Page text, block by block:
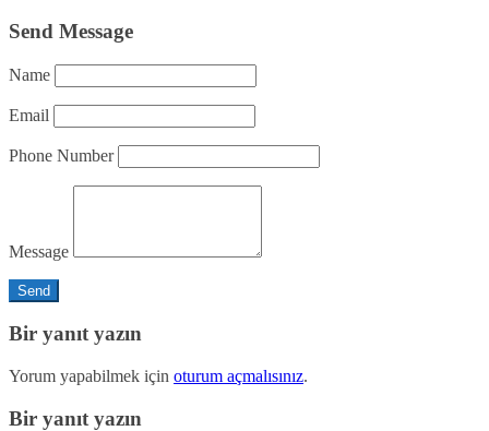
Send Message
Name
Email
Phone Number
Message
Bir yanıt yazın
Yorum yapabilmek için oturum açmalısınız.
Bir yanıt yazın